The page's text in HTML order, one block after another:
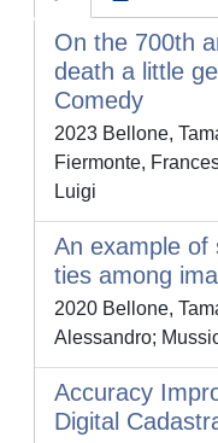
On the 700th
death a little
Comedy
2023 Bellone,
Fiermonte,
Luigi
An example of
ties among
2020 Bellone,
Alessandro;
Accuracy
Digital